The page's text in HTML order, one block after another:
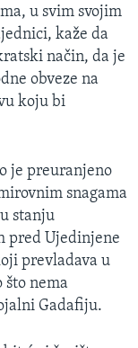
u svim svojim
kaže da
način, da je
obveze na
koju bi
je preuranjeno
snagama
stanju
pred Ujedinjene
prevladava u
nema
Gadafiju.